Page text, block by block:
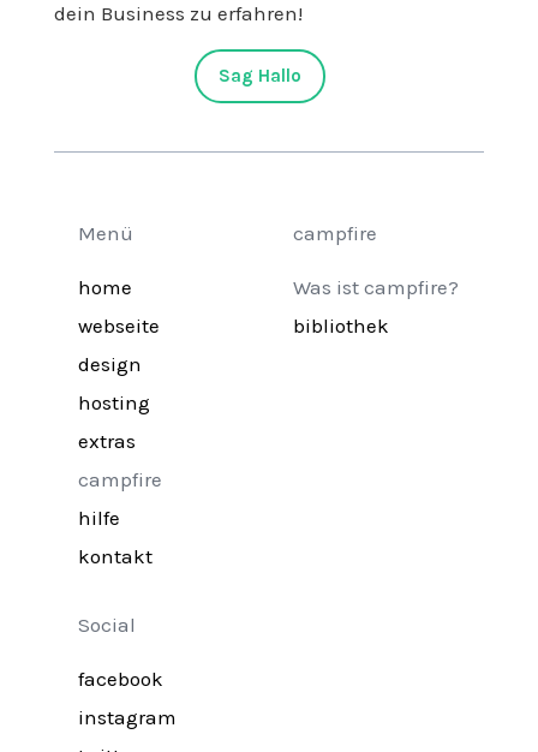
dein Business zu erfahren!
Sag Hallo
Menü
home
webseite
design
hosting
extras
campfire
hilfe
kontakt
campfire
Was ist campfire?
bibliothek
Social
facebook
instagram